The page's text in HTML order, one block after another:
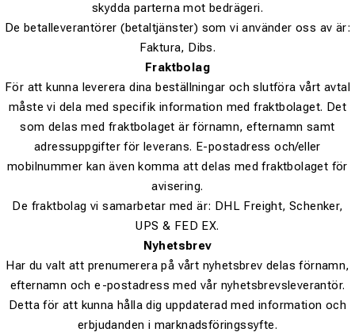
skydda parterna mot bedrägeri.
De betalleverantörer (betaltjänster) som vi använder oss av är:
Faktura, Dibs.
Fraktbolag
För att kunna leverera dina beställningar och slutföra vårt avtal
måste vi dela med specifik information med fraktbolaget. Det
som delas med fraktbolaget är förnamn, efternamn samt
adressuppgifter för leverans. E-postadress och/eller
mobilnummer kan även komma att delas med fraktbolaget för
avisering.
De fraktbolag vi samarbetar med är: DHL Freight, Schenker,
UPS & FED EX.
Nyhetsbrev
Har du valt att prenumerera på vårt nyhetsbrev delas förnamn,
efternamn och e-postadress med vår nyhetsbrevsleverantör.
Detta för att kunna hålla dig uppdaterad med information och
erbjudanden i marknadsföringssyfte.